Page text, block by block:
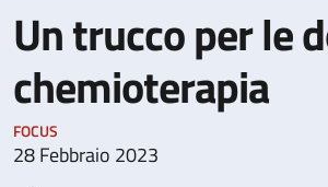
Un trucco per le
chemioterapia
FOCUS
28 Febbraio 2023